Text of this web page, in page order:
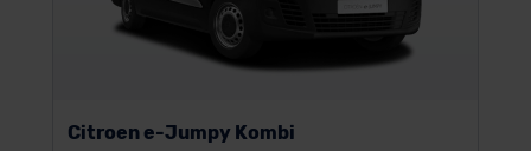
Citroen e-Jumpy Kombi